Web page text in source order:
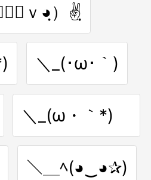
ｖ◕ฺ）✌ฺ
＼_(･ω･｀)
＼_(ω・｀*)ゞ
＼＿ﾍ(◕‿◕✰)